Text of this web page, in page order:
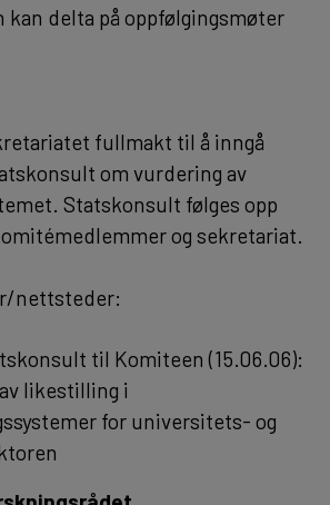
kan delta på oppfølgingsmøter
fullmakt til å inngå
om vurdering av
Statskonsult følges opp
og sekretariat.
nettsteder:
til Komiteen (15.06.06):
likestilling i
for universitets- og